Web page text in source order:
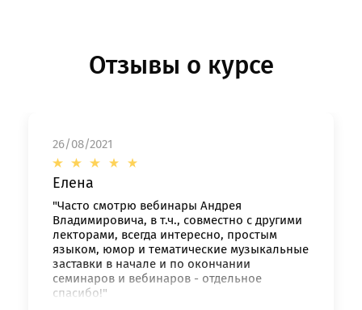
Отзывы о курсе
26/08/2021
Елена
"Часто смотрю вебинары Андрея
Владимировича, в т.ч., совместно с другими
лекторами, всегда интересно, простым
языком, юмор и тематические музыкальные
заставки в начале и по окончании
семинаров и вебинаров - отдельное
спасибо!"